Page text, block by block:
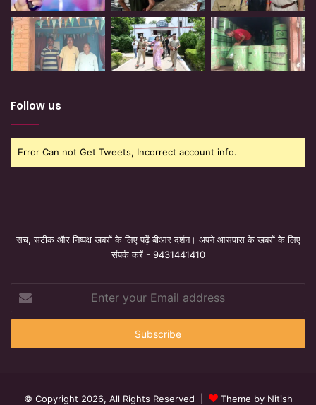
Follow us
Error Can not Get Tweets, Incorrect account info.
सच, सटीक और निष्पक्ष खबरों के लिए पढ़ें बीआर दर्शन। अपने आसपास के खबरों के लिए
संपर्क करें - 9431441410
your
Email
© Copyright 2026, All Rights Reserved | Theme by Nitish